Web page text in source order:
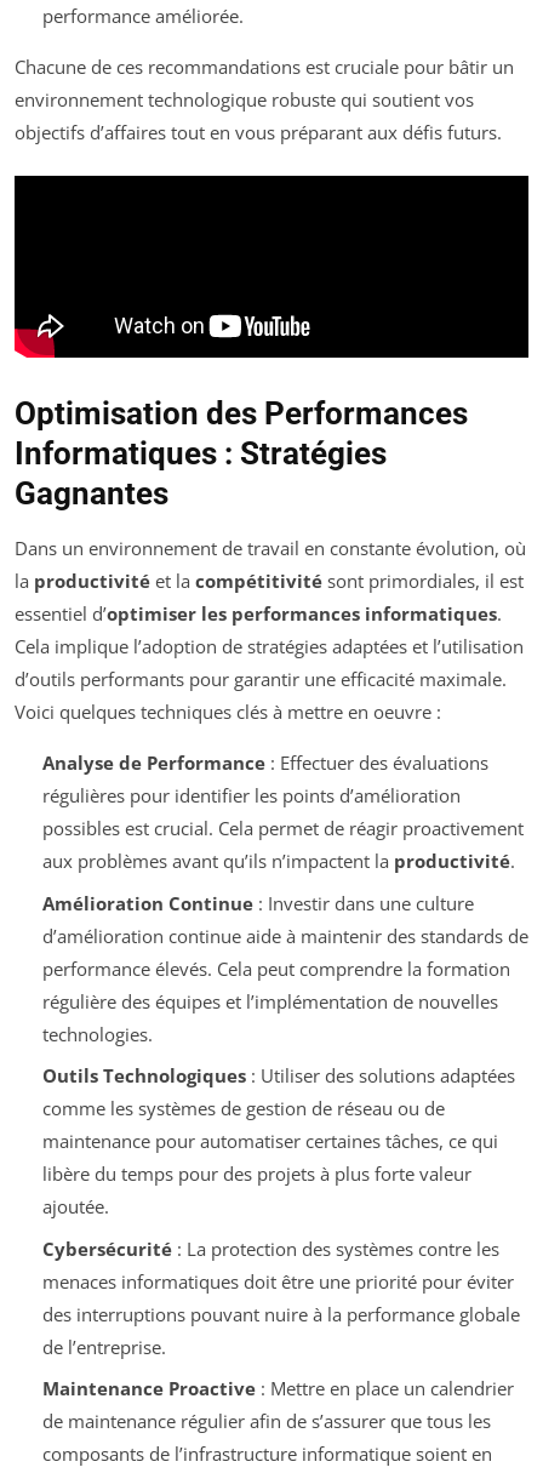
performance améliorée.
Chacune de ces recommandations est cruciale pour bâtir un
environnement technologique robuste qui soutient vos
objectifs d’affaires tout en vous préparant aux défis futurs.
Optimisation des Performances
Informatiques : Stratégies
Gagnantes
Dans un environnement de travail en constante évolution, où
la productivité et la compétitivité sont primordiales, il est
essentiel d’optimiser les performances informatiques.
Cela implique l’adoption de stratégies adaptées et l’utilisation
d’outils performants pour garantir une efficacité maximale.
Voici quelques techniques clés à mettre en oeuvre :
Analyse de Performance: Effectuer des évaluations
régulières pour identifier les points d’amélioration
possibles est crucial. Cela permet de réagir proactivement
aux problèmes avant qu’ils n’impactent la productivité.
Amélioration Continue: Investir dans une culture
d’amélioration continue aide à maintenir des standards de
performance élevés. Cela peut comprendre la formation
régulière des équipes et l’implémentation de nouvelles
technologies.
Outils Technologiques: Utiliser des solutions adaptées
comme les systèmes de gestion de réseau ou de
maintenance pour automatiser certaines tâches, ce qui
libère du temps pour des projets à plus forte valeur
ajoutée.
Cybersécurité: La protection des systèmes contre les
menaces informatiques doit être une priorité pour éviter
des interruptions pouvant nuire à la performance globale
de l’entreprise.
Maintenance Proactive: Mettre en place un calendrier
de maintenance régulier afin de s’assurer que tous les
composants de l’infrastructure informatique soient en